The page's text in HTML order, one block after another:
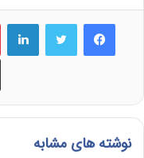
فیس بوک لینکدین
نوشته های مشابه